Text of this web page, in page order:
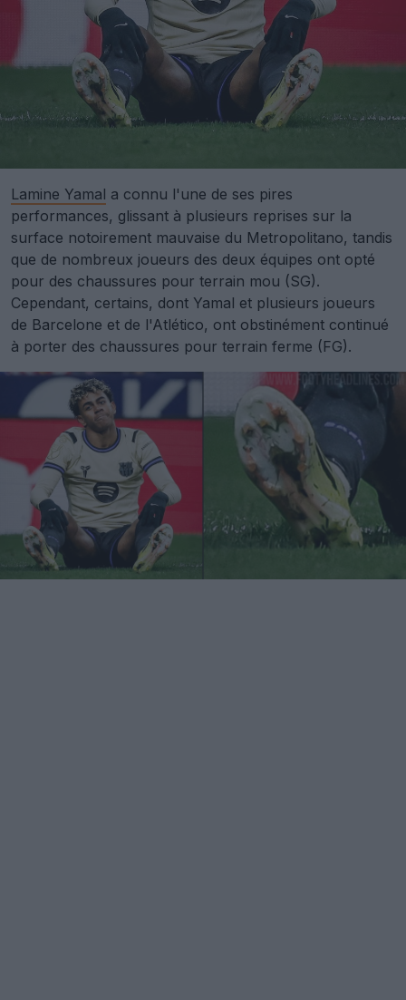
Lamine Yamal a connu l'une de ses pires
performances, glissant à plusieurs reprises sur la
surface notoirement mauvaise du Metropolitano, tandis
que de nombreux joueurs des deux équipes ont opté
pour des chaussures pour terrain mou (SG).
Cependant, certains, dont Yamal et plusieurs joueurs
de Barcelone et de l'Atlético, ont obstinément continué
à porter des chaussures pour terrain ferme (FG).